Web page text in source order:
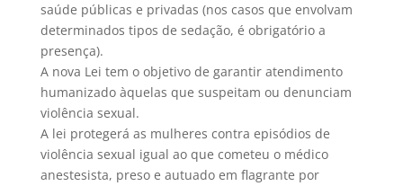
saúde públicas e privadas (nos casos que envolvam
determinados tipos de sedação, é obrigatório a
presença).
A nova Lei tem o objetivo de garantir atendimento
humanizado àquelas que suspeitam ou denunciam
violência sexual.
A lei protegerá as mulheres contra episódios de
violência sexual igual ao que cometeu o médico
anestesista, preso e autuado em flagrante por